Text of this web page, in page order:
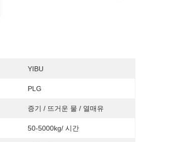
YIBU
PLG
증기 / 뜨거운 물 / 열매유
50-5000kg/ 시간